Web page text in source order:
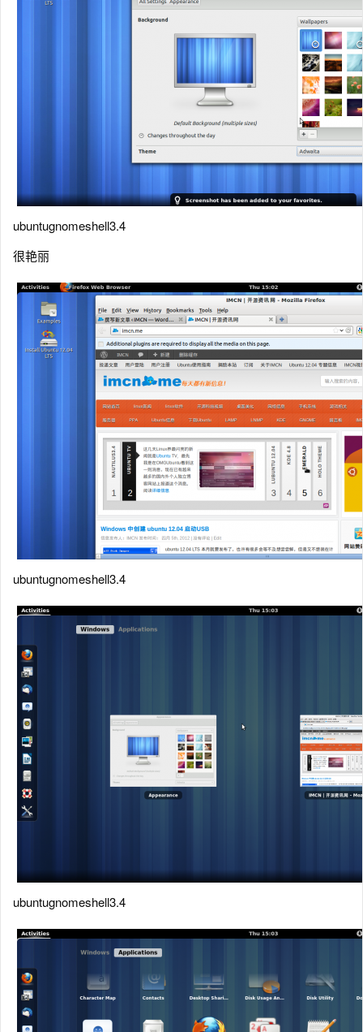
ubuntugnomeshell3.4
很艳丽
ubuntugnomeshell3.4
ubuntugnomeshell3.4